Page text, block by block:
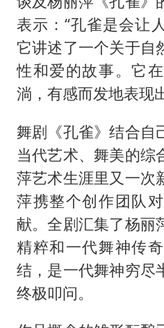
表示：“孔雀是会让
它讲述了一个关于自
性和爱的故事。它
淌，有感而发地表现
舞剧《孔雀》结合自
当代艺术、舞美的综
萍艺术生涯里又一次
萍携整个创作团队
献。全剧汇集了杨丽
精粹和一代舞神传
结，是一代舞神穷尽
终极叩问。